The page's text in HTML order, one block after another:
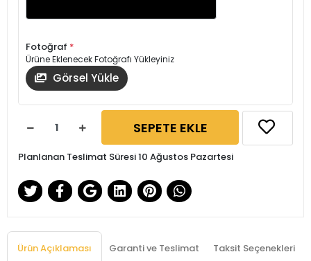
Fotoğraf *
Ürüne Eklenecek Fotoğrafı Yükleyiniz
Görsel Yükle
SEPETE EKLE
Planlanan Teslimat Süresi 10 Ağustos Pazartesi
Ürün Açıklaması Garanti ve Teslimat Taksit Seçenekleri